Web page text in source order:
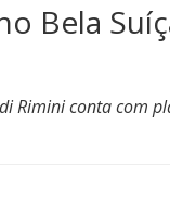
Bela
Rimini conta com